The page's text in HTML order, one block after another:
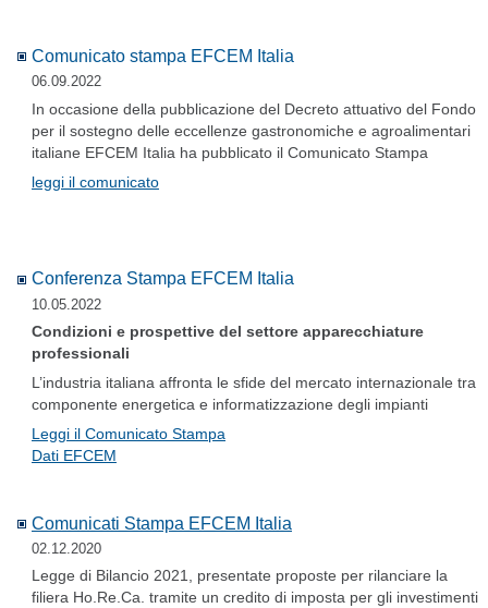
Comunicato stampa EFCEM Italia
06.09.2022
In occasione della pubblicazione del Decreto attuativo del Fondo
per il sostegno delle eccellenze gastronomiche e agroalimentari
italiane EFCEM Italia ha pubblicato il Comunicato Stampa
leggi il comunicato
Conferenza Stampa EFCEM Italia
10.05.2022
Condizioni e prospettive del settore apparecchiature
professionali
L’industria italiana affronta le sfide del mercato internazionale tra
componente energetica e informatizzazione degli impianti
Leggi il Comunicato Stampa
Dati EFCEM
Comunicati Stampa EFCEM Italia
02.12.2020
Legge di Bilancio 2021, presentate proposte per rilanciare la
filiera Ho.Re.Ca. tramite un credito di imposta per gli investimenti